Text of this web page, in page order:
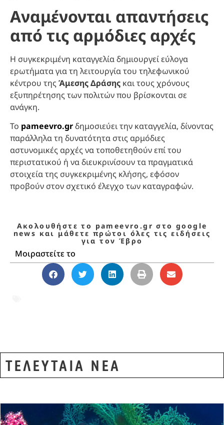
Αναμένονται απαντήσεις
από τις αρμόδιες αρχές
Η συγκεκριμένη καταγγελία δημιουργεί εύλογα
ερωτήματα για τη λειτουργία του τηλεφωνικού
κέντρου της Άμεσης Δράσης και τους χρόνους
εξυπηρέτησης των πολιτών που βρίσκονται σε
ανάγκη.
Το pameevro.grδημοσιεύει την καταγγελία, δίνοντας
παράλληλα τη δυνατότητα στις αρμόδιες
αστυνομικές αρχές να τοποθετηθούν επί του
περιστατικού ή να διευκρινίσουν τα πραγματικά
στοιχεία της συγκεκριμένης κλήσης, εφόσον
προβούν στον σχετικό έλεγχο των καταγραφών.
Ακολουθήστε το pameevro.gr στο google
news και μάθετε πρώτοι όλες τις ειδήσεις
για τον Έβρο
Μοιραστείτε το
ΤΕΛΕΥΤΑΙΑ ΝΕΑ